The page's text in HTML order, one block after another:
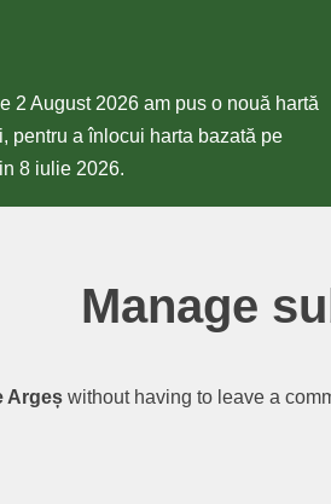
2 August 2026 am pus o nouă hartă
pentru a înlocui harta bazată pe
8 iulie 2026.
Manage
Argeș without having to leave a